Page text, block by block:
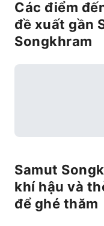
Các điểm
đề xuất gần
Songkhram
Samut
khí hậu và
để ghé thăm